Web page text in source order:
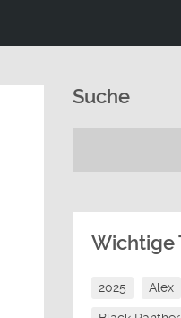
Suche
Wichtige
2025 Alex